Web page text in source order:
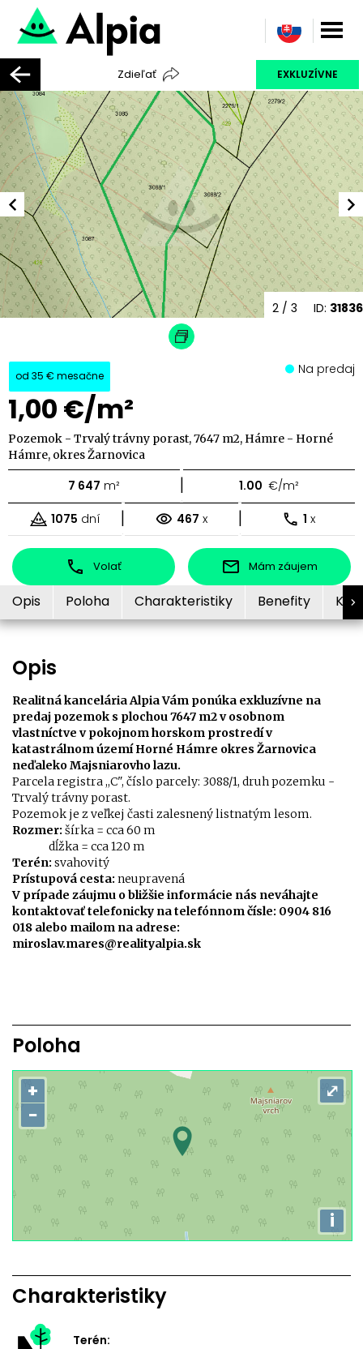
Zdieľať EXKLUZÍVNE
ID: 31836
2 / 3
od 35 € mesačne
1,00 €/m²
Na predaj
Pozemok - Trvalý trávny porast, 7647 m2, Hámre - Horné
Hámre, okres Žarnovica
7 647 m² | 1.00 €/m²
1075 dní | 467 x | 1 x
Volať Mám záujem
Opis Poloha Charakteristiky Benefity
Opis
Realitná kancelária Alpia Vám ponúka exkluzívne na
predaj pozemok s plochou 7647 m2 v osobnom
vlastníctve v pokojnom horskom prostredí v
katastrálnom území Horné Hámre okres Žarnovica
neďaleko Majsniarovho lazu.
Parcela registra ,,C", číslo parcely: 3088/1, druh pozemku -
Trvalý trávny porast.
Pozemok je z veľkej časti zalesnený listnatým lesom.
Rozmer: šírka = cca 60 m
dĺžka = cca 120 m
Terén: svahovitý
Prístupová cesta: neupravená
V prípade záujmu o bližšie informácie nás neváhajte
kontaktovať telefonicky na telefónnom čísle: 0904 816
018 alebo mailom na adrese:
miroslav.mares@realityalpia.sk
Poloha
+
−
i
⤢
Charakteristiky
Terén: